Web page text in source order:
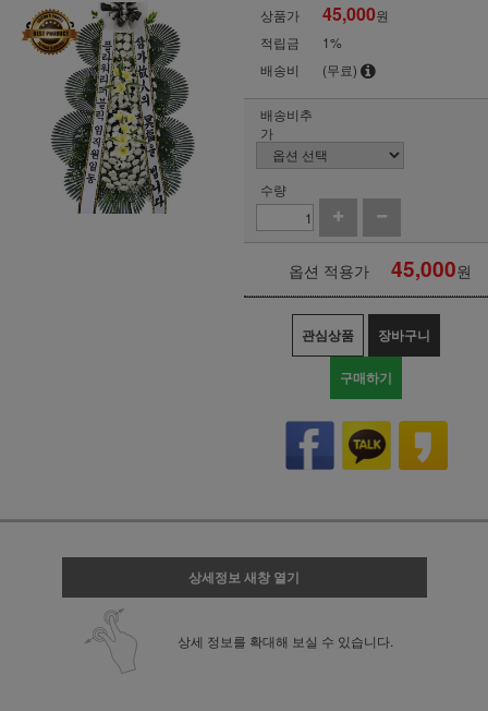
상품가 45,000원
적립금
1%
배송비
(무료)
배송비추
가
수량
옵션 적용가 45,000원
관심상품 장바구니
구매하기
상세정보 새창 열기
상세 정보를 확대해 보실 수 있습니다.